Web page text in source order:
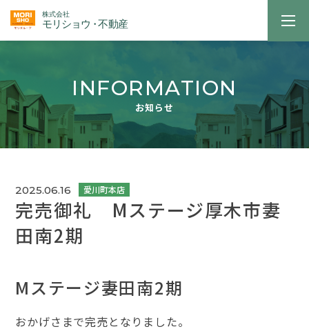
INFORMATION
お知らせ
2025.06.16
完売御礼 Mステージ厚木市妻
田南2期
Mステージ妻田南2期
おかげさまで完売となりました。